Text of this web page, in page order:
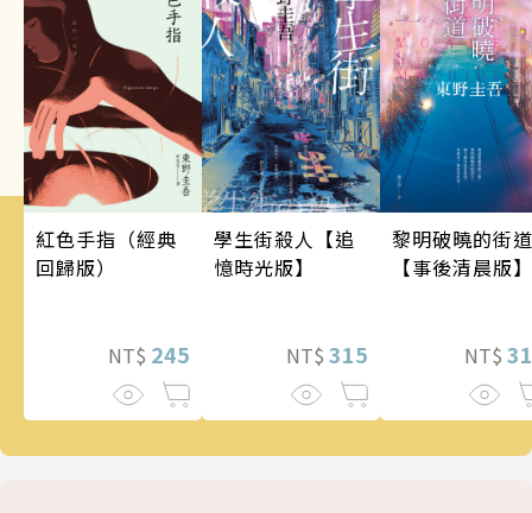
紅色手指（經典
回歸版）
NT$ 245
學生街殺人【追
憶時光版】
NT$ 315
黎明破曉的街道
【事後清晨版】
NT$